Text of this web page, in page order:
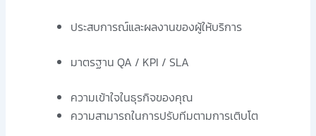
ประสบการณ์และผลงานของผู้ให้บริการ
มาตรฐาน QA / KPI / SLA
ความเข้าใจในธุรกิจของคุณ
ความสามารถในการปรับทีมตามการเติบโต